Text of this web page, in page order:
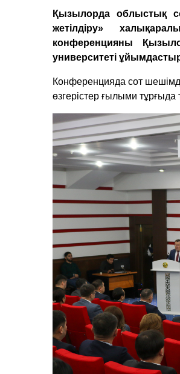
Қызылорда облыстық
жетілдіру»
конференцияны
университеті
Конференцияда сот
өзгерістер ғылыми тұрғыда